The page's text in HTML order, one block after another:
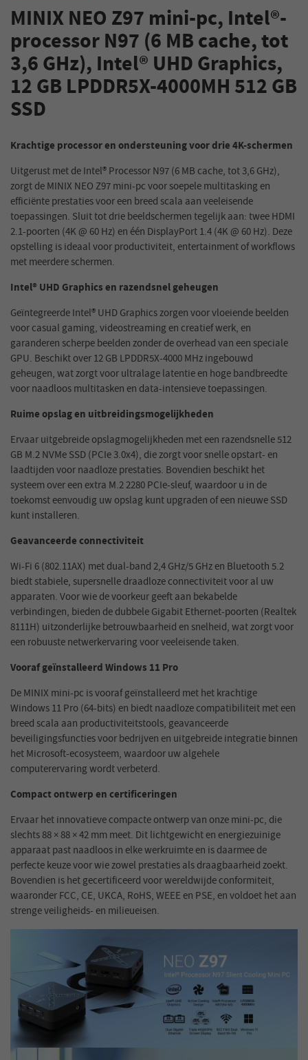
MINIX NEO Z97 mini-pc, Intel®-
processor N97 (6 MB cache, tot
3,6 GHz), Intel® UHD Graphics,
12 GB LPDDR5X-4000MH 512 GB
SSD
Krachtige processor en ondersteuning voor drie 4K-schermen
Uitgerust met de Intel® Processor N97 (6 MB cache, tot 3,6 GHz),
zorgt de MINIX NEO Z97 mini-pc voor soepele multitasking en
efficiënte prestaties voor een breed scala aan veeleisende
toepassingen. Sluit tot drie beeldschermen tegelijk aan: twee HDMI
2.1-poorten (4K @ 60 Hz) en één DisplayPort 1.4 (4K @ 60 Hz). Deze
opstelling is ideaal voor productiviteit, entertainment of workflows
met meerdere schermen.
Intel® UHD Graphics en razendsnel geheugen
Geïntegreerde Intel® UHD Graphics zorgen voor vloeiende beelden
voor casual gaming, videostreaming en creatief werk, en
garanderen scherpe beelden zonder de overhead van een speciale
GPU. Beschikt over 12 GB LPDDR5X-4000 MHz ingebouwd
geheugen, wat zorgt voor ultralage latentie en hoge bandbreedte
voor naadloos multitasken en data-intensieve toepassingen.
Ruime opslag en uitbreidingsmogelijkheden
Ervaar uitgebreide opslagmogelijkheden met een razendsnelle 512
GB M.2 NVMe SSD (PCIe 3.0x4), die zorgt voor snelle opstart- en
laadtijden voor naadloze prestaties. Bovendien beschikt het
systeem over een extra M.2 2280 PCIe-sleuf, waardoor u in de
toekomst eenvoudig uw opslag kunt upgraden of een nieuwe SSD
kunt installeren.
Geavanceerde connectiviteit
Wi-Fi 6 (802.11AX) met dual-band 2,4 GHz/5 GHz en Bluetooth 5.2
biedt stabiele, supersnelle draadloze connectiviteit voor al uw
apparaten. Voor wie de voorkeur geeft aan bekabelde
verbindingen, bieden de dubbele Gigabit Ethernet-poorten (Realtek
8111H) uitzonderlijke betrouwbaarheid en snelheid, wat zorgt voor
een robuuste netwerkervaring voor veeleisende taken.
Vooraf geïnstalleerd Windows 11 Pro
De MINIX mini-pc is vooraf geïnstalleerd met het krachtige
Windows 11 Pro (64-bits) en biedt naadloze compatibiliteit met een
breed scala aan productiviteitstools, geavanceerde
beveiligingsfuncties voor bedrijven en uitgebreide integratie binnen
het Microsoft-ecosysteem, waardoor uw algehele
computerervaring wordt verbeterd.
Compact ontwerp en certificeringen
Ervaar het innovatieve compacte ontwerp van onze mini-pc, die
slechts 88 × 88 × 42 mm meet. Dit lichtgewicht en energiezuinige
apparaat past naadloos in elke werkruimte en is daarmee de
perfecte keuze voor wie zowel prestaties als draagbaarheid zoekt.
Bovendien is het gecertificeerd voor wereldwijde conformiteit,
waaronder FCC, CE, UKCA, RoHS, WEEE en PSE, en voldoet het aan
strenge veiligheids- en milieueisen.